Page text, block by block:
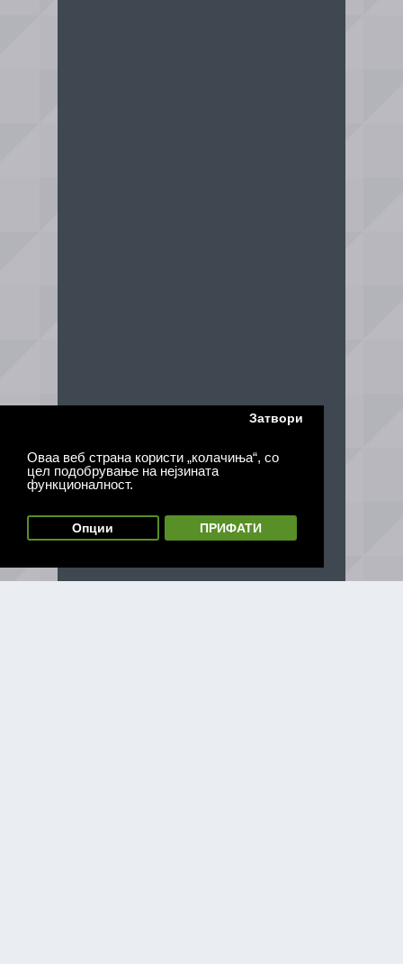
Оваа веб страна користи „колачиња“, со
цел подобрување на нејзината
функционалност.
Затвори
Опции ПРИФАТИ